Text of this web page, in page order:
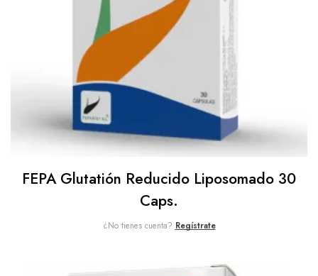
FEPA Glutatión Reducido Liposomado 30
Caps.
¿No tienes cuenta? Regístrate